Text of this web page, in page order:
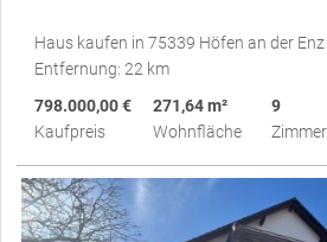
Haus kaufen in 75339 Höfen an der Enz
Entfernung: 22 km
798.000,00 €
Kaufpreis
271,64 m²
Wohnfläche
9
Zimmer